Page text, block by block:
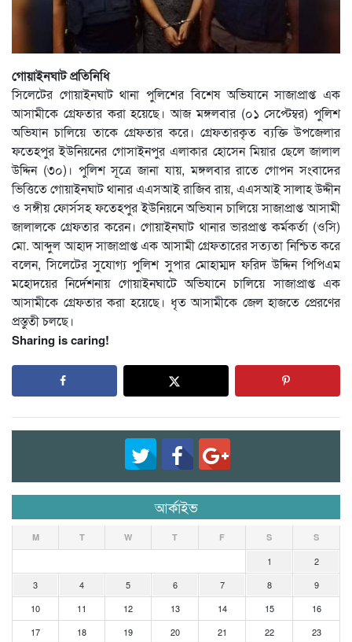
গোয়াইনঘাট প্রতিনিধি
সিলেটের গোয়াইনঘাট থানা পুলিশের বিশেষ অভিযানে সাজাপ্রাপ্ত এক
আসামীকে গ্রেফতার করা হয়েছে। আজ মঙ্গলবার (০১ সেপ্টেম্বর) পুলিশ
অভিযান চালিয়ে তাকে গ্রেফতার করে। গ্রেফতারকৃত ব্যক্তি উপজেলার
ফতেহপুর ইউনিয়নের গোসাইনপুর এলাকার হোসেন মিয়ার ছেলে জালাল
উদ্দিন (৩০)। পুলিশ সূত্রে জানা যায়, মঙ্গলবার রাতে গোপন সংবাদের
ভিত্তিতে গোয়াইনঘাট থানার এএসআই রাজিব রায়, এএসআই সালাহ উদ্দীন
ও সঙ্গীয় ফোর্সসহ ফতেহপুর ইউনিয়নে অভিযান চালিয়ে সাজাপ্রাপ্ত আসামী
জালালকে গ্রেফতার করেন। গোয়াইনঘাট থানার ভারপ্রাপ্ত কর্মকর্তা (ওসি)
মো. আব্দুল আহাদ সাজাপ্রাপ্ত এক আসামী গ্রেফতারের সত্যতা নিশ্চিত করে
বলেন, সিলেটের সুযোগ্য পুলিশ সুপার মোহাম্মদ ফরিদ উদ্দিন পিপিএম
মহোদয়ের নির্দেশনায় গোয়াইনঘাটে অভিযানে চালিয়ে সাজাপ্রাপ্ত এক
আসামীকে গ্রেফতার করা হয়েছে। ধৃত আসামীকে জেল হাজতে প্রেরণের
প্রস্তুতী চলছে।
Sharing is caring!
আর্কাইভ
M T W T F S S
1
2
3
4 5 6 7 8
9
10
11 12 13 14 15
16
17
18 19 20 21 22
23